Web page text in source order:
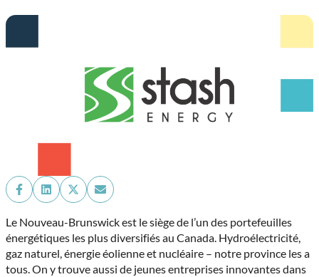
Share
on
Facebook
Share
on
LinkedIn
Share
on
X
(Twitter)
Share
on
Email
Le Nouveau-Brunswick est le siège de l’un des portefeuilles
énergétiques les plus diversifiés au Canada. Hydroélectricité,
gaz naturel, énergie éolienne et nucléaire – notre province les a
tous. On y trouve aussi de jeunes entreprises innovantes dans